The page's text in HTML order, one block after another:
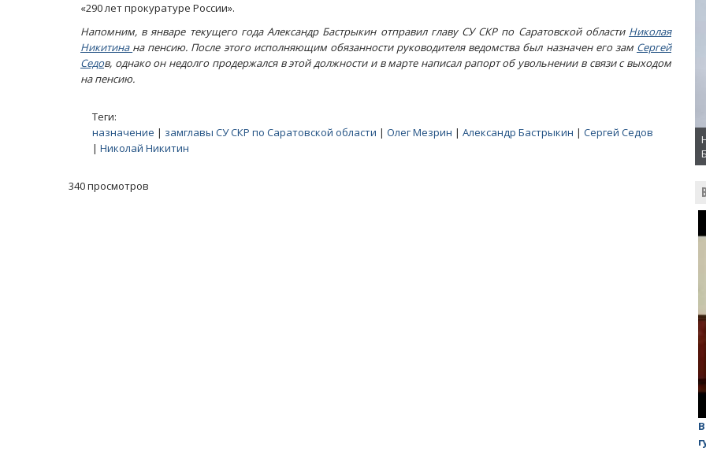
«290 лет прокуратуре России».
Напомним, в январе текущего года Александр Бастрыкин отправил главу СУ СКР по Саратовской области Николая
Никитина на пенсию. После этого исполняющим обязанности руководителя ведомства был назначен его зам Сергей
Седов, однако он недолго продержался в этой должности и в марте написал рапорт об увольнении в связи с выходом
на пенсию.
Теги:
назначение | замглавы СУ СКР по Саратовской области | Олег Мезрин | Александр Бастрыкин | Сергей Седов
| Николай Никитин
340 просмотров